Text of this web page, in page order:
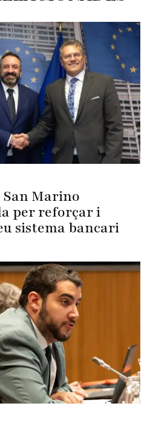
San Marino
per reforçar i
sistema bancari